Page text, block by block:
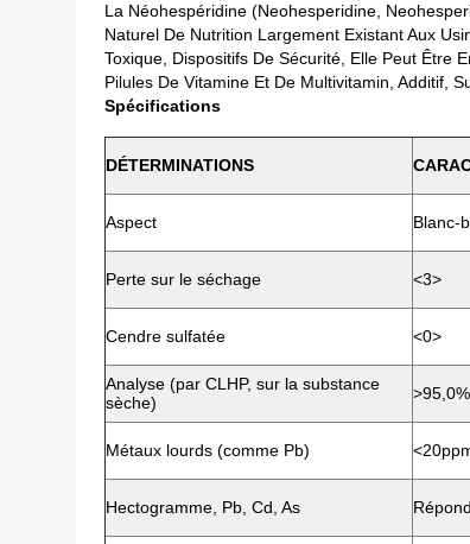
La Néohespéridine (Neohesperidine,
Naturel De Nutrition Largement Existant Aux
Toxique, Dispositifs De Sécurité, Elle Peut Être
Pilules De Vitamine Et De Multivitamin, Additif,
Spécifications
DÉTERMINATIONS
Aspect Blanc-
Perte sur le séchage <3>
Cendre sulfatée <0>
Analyse (par CLHP, sur la substance
sèche)
>95,0%
Métaux lourds (comme Pb)
Hectogramme, Pb, Cd, As